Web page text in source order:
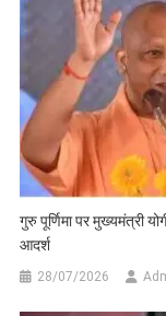
गुरु पूर्णिमा पर मुख्यमंत्री
आदर्श
28/07/2026